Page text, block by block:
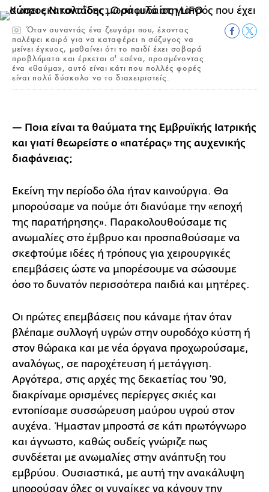
Όταν συναντάς ένα ζευγάρι που, έχοντας
παλέψει καιρό για να καταφέρει η σύζυγος να
μείνει έγκυος, μαθαίνει ότι το παιδί έχει σοβαρά
προβλήματα και έρχεται σ' εσένα, προσμένοντας
ένα «θαύμα», αυτό είναι κάτι που πολλές φορές
είναι πολύ δύσκολο να το διαχειριστείς.
— Ποια είναι τα θαύματα της Εμβρυϊκής Ιατρικής
και γιατί θεωρείστε ο «πατέρας» της αυχενικής
διαφάνειας;
Εκείνη την περίοδο όλα ήταν καινούργια. Θα
μπορούσαμε να πούμε ότι διανύαμε την «εποχή
της παρατήρησης». Παρακολουθούσαμε τις
ανωμαλίες στο έμβρυο και προσπαθούσαμε να
σκεφτούμε ιδέες ή τρόπους για χειρουργικές
επεμβάσεις ώστε να μπορέσουμε να σώσουμε
όσο το δυνατόν περισσότερα παιδιά και μητέρες.
Οι πρώτες επεμβάσεις που κάναμε ήταν όταν
βλέπαμε συλλογή υγρών στην ουροδόχο κύστη ή
στον θώρακα και με νέα όργανα προχωρούσαμε,
αναλόγως, σε παροχέτευση ή μετάγγιση.
Αργότερα, στις αρχές της δεκαετίας του '90,
διακρίναμε ορισμένες περίεργες σκιές και
εντοπίσαμε συσσώρευση μαύρου υγρού στον
αυχένα. Ήμασταν μπροστά σε κάτι πρωτόγνωρο
και άγνωστο, καθώς ουδείς γνώριζε πως
συνδέεται με ανωμαλίες στην ανάπτυξη του
εμβρύου. Ουσιαστικά, με αυτή την ανακάλυψη
μπορούσαν όλες οι γυναίκες να κάνουν την